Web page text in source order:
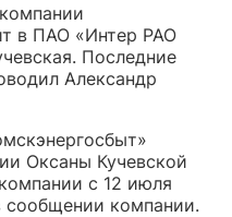
в ПАО «Интер РАО
Последние
Александр
Оксаны Кучевской
с 12 июля
сообщении компании.